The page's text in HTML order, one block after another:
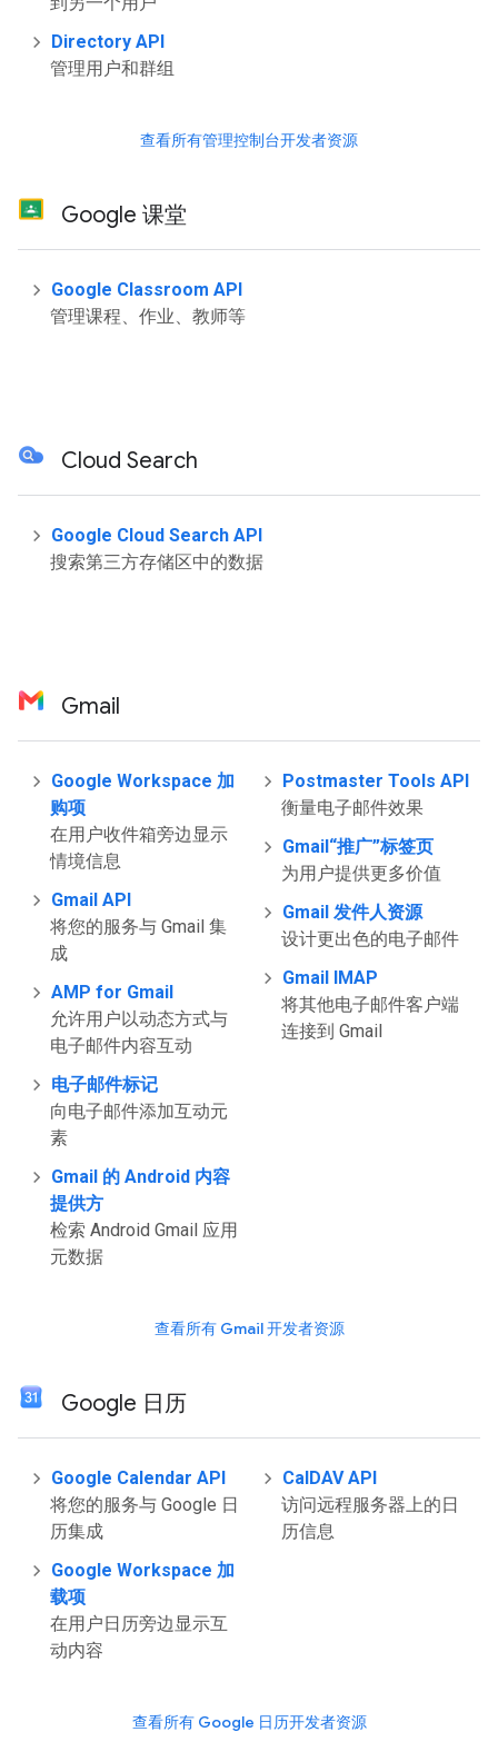
Directory API
管理用户和群组
查看所有管理控制台开发者资源
Google 课堂
Google Classroom API
管理课程、作业、教师等
Cloud Search
Google Cloud Search API
搜索第三方存储区中的数据
Gmail
Google Workspace 加
购项
在用户收件箱旁边显示
情境信息
Gmail API
将您的服务与 Gmail 集
成
AMP for Gmail
允许用户以动态方式与
电子邮件内容互动
电子邮件标记
向电子邮件添加互动元
素
Gmail 的 Android 内容
提供方
检索 Android Gmail 应用
元数据
Postmaster Tools API
衡量电子邮件效果
Gmail“推广”标签页
为用户提供更多价值
Gmail 发件人资源
设计更出色的电子邮件
Gmail IMAP
将其他电子邮件客户端
连接到 Gmail
查看所有 Gmail 开发者资源
Google 日历
Google Calendar API
将您的服务与 Google 日
历集成
Google Workspace 加
载项
在用户日历旁边显示互
动内容
CalDAV API
访问远程服务器上的日
历信息
查看所有 Google 日历开发者资源